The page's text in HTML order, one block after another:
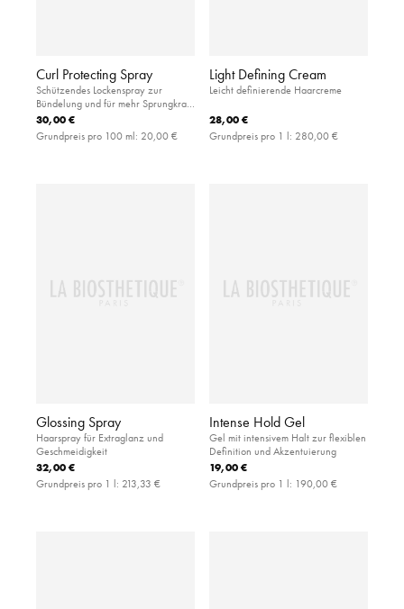
Curl Protecting Spray
Schützendes Lockenspray zur
Bündelung und für mehr Sprungkraft
mit UV-Filter und Hitzeschutz
30,00 €
Grundpreis pro 100 ml: 20,00 €
Light Defining Cream
Leicht definierende Haarcreme
28,00 €
Grundpreis pro 1 l: 280,00 €
Glossing Spray
Haarspray für Extraglanz und
Geschmeidigkeit
32,00 €
Grundpreis pro 1 l: 213,33 €
Intense Hold Gel
Gel mit intensivem Halt zur flexiblen
Definition und Akzentuierung
19,00 €
Grundpreis pro 1 l: 190,00 €